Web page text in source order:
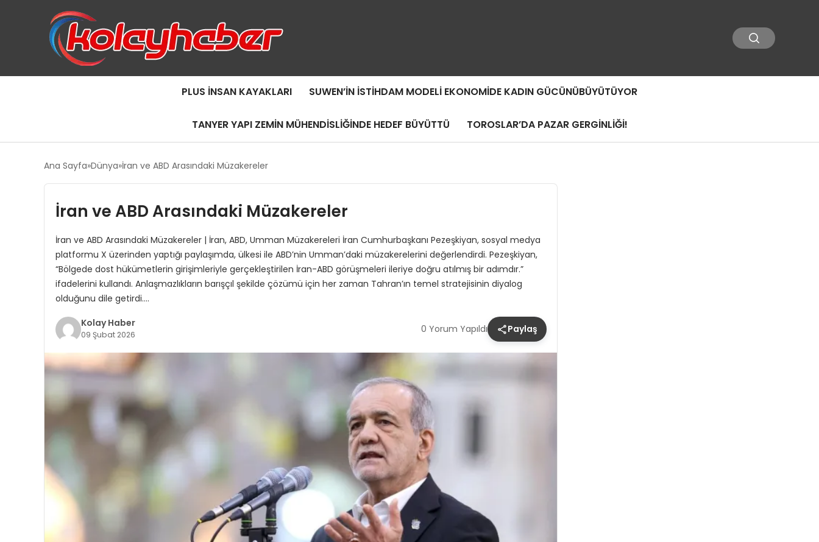
PLUS İNSAN KAYAKLARI SUWEN’IN İSTIHDAM MODELI EKONOMIDE KADIN GÜCÜNÜBÜYÜTÜYOR
TANYER YAPI ZEMIN MÜHENDISLIĞINDE HEDEF BÜYÜTTÜ TOROSLAR’DA PAZAR GERGİNLİĞİ!
Ana Sayfa Dünya İran ve ABD Arasındaki Müzakereler
İran ve ABD Arasındaki Müzakereler
İran ve ABD Arasındaki Müzakereler | İran, ABD, Umman Müzakereleri İran Cumhurbaşkanı Pezeşkiyan, sosyal medya
platformu X üzerinden yaptığı paylaşımda, ülkesi ile ABD’nin Umman’daki müzakerelerini değerlendirdi. Pezeşkiyan,
“Bölgede dost hükümetlerin girişimleriyle gerçekleştirilen İran-ABD görüşmeleri ileriye doğru atılmış bir adımdır.”
ifadelerini kullandı. Anlaşmazlıkların barışçıl şekilde çözümü için her zaman Tahran’ın temel stratejisinin diyalog
olduğunu dile getirdi….
Kolay Haber
09 Şubat 2026 0 Yorum Yapıldı Paylaş